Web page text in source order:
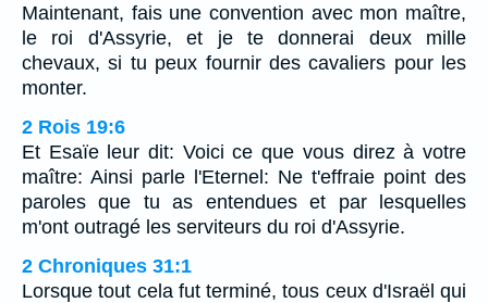
Maintenant, fais une convention avec mon maître,
le roi d'Assyrie, et je te donnerai deux mille
chevaux, si tu peux fournir des cavaliers pour les
monter.
2 Rois 19:6
Et Esaïe leur dit: Voici ce que vous direz à votre
maître: Ainsi parle l'Eternel: Ne t'effraie point des
paroles que tu as entendues et par lesquelles
m'ont outragé les serviteurs du roi d'Assyrie.
2 Chroniques 31:1
Lorsque tout cela fut terminé, tous ceux d'Israël qui